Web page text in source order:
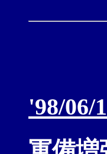
'98/06/